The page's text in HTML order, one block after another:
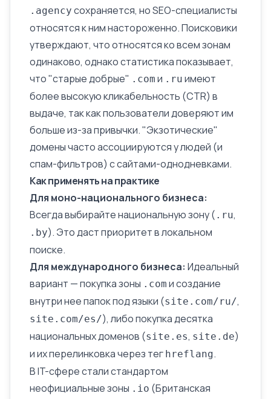
.agency сохраняется, но SEO-специалисты
относятся к ним настороженно. Поисковики
утверждают, что относятся ко всем зонам
одинаково, однако статистика показывает,
что "старые добрые" .com и .ru имеют
более высокую кликабельность (CTR) в
выдаче, так как пользователи доверяют им
больше из-за привычки. "Экзотические"
домены часто ассоциируются у людей (и
спам-фильтров) с сайтами-однодневками.
Как применять на практике
Для моно-национального бизнеса:
Всегда выбирайте национальную зону ( .ru,
.by). Это даст приоритет в локальном
поиске.
Для международного бизнеса: Идеальный
вариант — покупка зоны .com и создание
внутри нее папок под языки (site.com/ru/,
site.com/es/), либо покупка десятка
национальных доменов (site.es, site.de)
и ихперелинковкачерез тег hreflang.
В IT-сфере стали стандартом
неофициальные зоны .io (Британская